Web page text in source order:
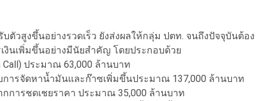
วสูงขึ้นอย่างรวดเร็ว ยังส่งผลให้กลุ่ม ปตท. จนถึงปัจจุบันต้อง
นเพิ่มขึ้นอย่างมีนัยสำคัญ โดยประกอบด้วย
ประมาณ 63,000 ล้านบาท
บการจัดหาน้ำมันและก๊าซเพิ่มขึ้นประมาณ 137,000 ล้านบาท
กการชดเชยราคา ประมาณ 35,000 ล้านบาท